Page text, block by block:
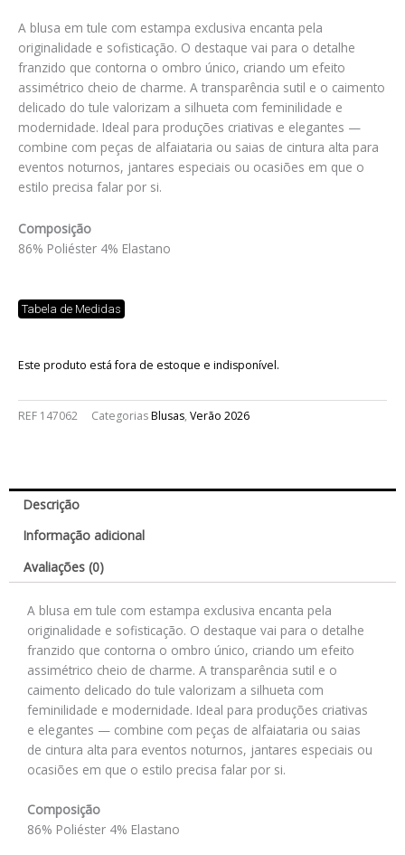
A blusa em tule com estampa exclusiva encanta pela
originalidade e sofisticação. O destaque vai para o detalhe
franzido que contorna o ombro único, criando um efeito
assimétrico cheio de charme. A transparência sutil e o caimento
delicado do tule valorizam a silhueta com feminilidade e
modernidade. Ideal para produções criativas e elegantes —
combine com peças de alfaiataria ou saias de cintura alta para
eventos noturnos, jantares especiais ou ocasiões em que o
estilo precisa falar por si.
Composição
86% Poliéster 4% Elastano
Tabela de Medidas
Este produto está fora de estoque e indisponível.
REF 147062 CategoriasBlusas, Verão 2026
Descrição
Informação adicional
Avaliações (0)
A blusa em tule com estampa exclusiva encanta pela
originalidade e sofisticação. O destaque vai para o detalhe
franzido que contorna o ombro único, criando um efeito
assimétrico cheio de charme. A transparência sutil e o
caimento delicado do tule valorizam a silhueta com
feminilidade e modernidade. Ideal para produções criativas
e elegantes — combine com peças de alfaiataria ou saias
de cintura alta para eventos noturnos, jantares especiais ou
ocasiões em que o estilo precisa falar por si.
Composição
86% Poliéster 4% Elastano